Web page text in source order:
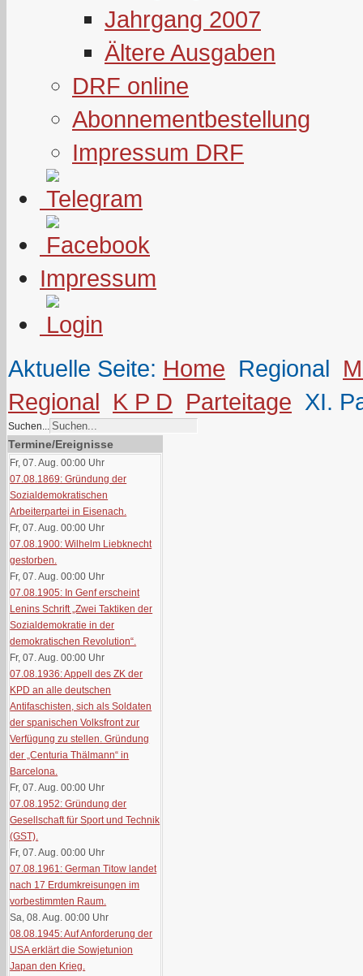
Jahrgang 2007
Ältere Ausgaben
DRF online
Abonnementbestellung
Impressum DRF
Impressum
Aktuelle Seite: Home Regional
Regional K P D Parteitage XI.
Suchen...
Termine/Ereignisse
Fr, 07. Aug. 00:00 Uhr
07.08.1869: Gründung der
Sozialdemokratischen
Arbeiterpartei in Eisenach.
Fr, 07. Aug. 00:00 Uhr
07.08.1900: Wilhelm Liebknecht
gestorben.
Fr, 07. Aug. 00:00 Uhr
07.08.1905: In Genf erscheint
Lenins Schrift „Zwei Taktiken der
Sozialdemokratie in der
demokratischen Revolution“.
Fr, 07. Aug. 00:00 Uhr
07.08.1936: Appell des ZK der
KPD an alle deutschen
Antifaschisten, sich als Soldaten
der spanischen Volksfront zur
Verfügung zu stellen. Gründung
der „Centuria Thälmann“ in
Barcelona.
Fr, 07. Aug. 00:00 Uhr
07.08.1952: Gründung der
Gesellschaft für Sport und Technik
(GST).
Fr, 07. Aug. 00:00 Uhr
07.08.1961: German Titow landet
nach 17 Erdumkreisungen im
vorbestimmten Raum.
Sa, 08. Aug. 00:00 Uhr
08.08.1945: Auf Anforderung der
USA erklärt die Sowjetunion
Japan den Krieg.